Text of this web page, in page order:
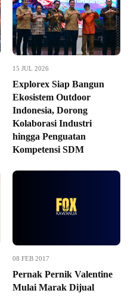
15 JUL 2026
Explorex Siap Bangun
Ekosistem Outdoor
Indonesia, Dorong
Kolaborasi Industri
hingga Penguatan
Kompetensi SDM
08 FEB 2017
Pernak Pernik Valentine
Mulai Marak Dijual